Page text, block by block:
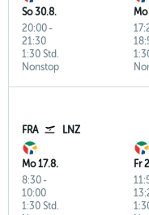
So 30.8.
20:00-
21:30
Nonstop
1:30 Std.
Mo
FRA LNZ
Mo 17.8.
8:30-
10:00
1:30 Std.
Fr